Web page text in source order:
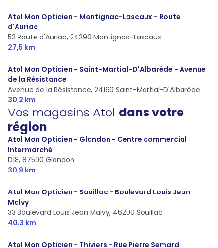
Atol Mon Opticien - Montignac-Lascaux - Route
d'Auriac
52 Route d'Auriac, 24290 Montignac-Lascaux
27,5 km
Atol Mon Opticien - Saint-Martial-D'Albarède - Avenue
de la Résistance
Avenue de la Résistance, 24160 Saint-Martial-D'Albarède
30,2 km
Vos magasins Atol dans votre
région
Atol Mon Opticien - Glandon - Centre commercial
Intermarché
D18, 87500 Glandon
30,9 km
Atol Mon Opticien - Souillac - Boulevard Louis Jean
Malvy
33 Boulevard Louis Jean Malvy, 46200 Souillac
40,3 km
Atol Mon Opticien - Thiviers - Rue Pierre Semard